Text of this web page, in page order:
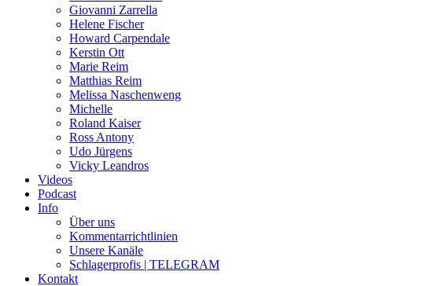
Giovanni Zarrella
Helene Fischer
Howard Carpendale
Kerstin Ott
Marie Reim
Matthias Reim
Melissa Naschenweng
Michelle
Roland Kaiser
Ross Antony
Udo Jürgens
Vicky Leandros
Videos
Podcast
Info
Über uns
Kommentarrichtlinien
Unsere Kanäle
Schlagerprofis | TELEGRAM
Kontakt